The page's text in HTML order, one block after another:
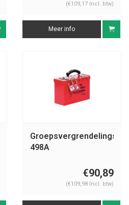
(€109,17 Incl. btw)
Meer info
498A
€90,89
(€109,98 Incl. btw)